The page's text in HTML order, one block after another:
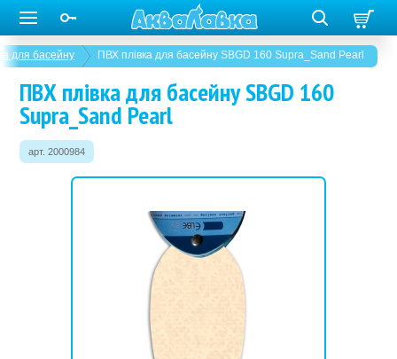
для басейну ПВХ плівка для басейну SBGD 160 Supra_Sand Pearl
ПВХ плівка для басейну SBGD 160
Supra_Sand Pearl
арт. 2000984